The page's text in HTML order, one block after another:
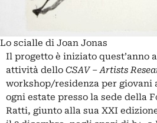
Lo scialle di Joan Jonas
Il progetto è iniziato quest’anno
attività dello CSAV – Artists
workshop/residenza per giovani
ogni estate presso la sede della
Ratti, giunto alla sua XXI